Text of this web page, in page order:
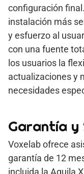
configuración
instalación más
y esfuerzo al
con una fuente
los usuarios la
actualizaciones y
necesidades
Garantía y
Voxelab ofrece
garantía de 12
incluida la Aquila